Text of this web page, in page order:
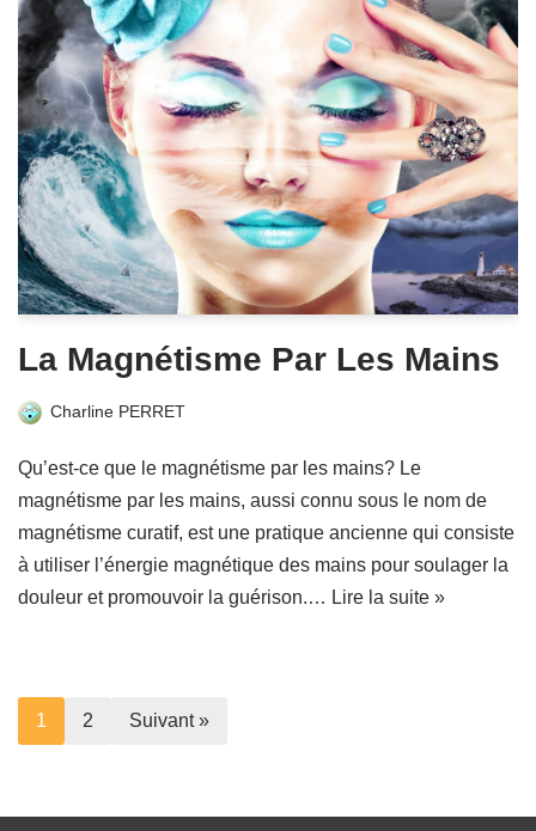
La Magnétisme Par Les Mains
Charline PERRET
Qu’est-ce que le magnétisme par les mains? Le
magnétisme par les mains, aussi connu sous le nom de
magnétisme curatif, est une pratique ancienne qui consiste
à utiliser l’énergie magnétique des mains pour soulager la
douleur et promouvoir la guérison.… Lire la suite »
1 2 Suivant »